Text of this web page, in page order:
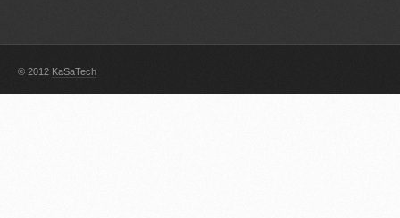
© 2012 KaSaTech